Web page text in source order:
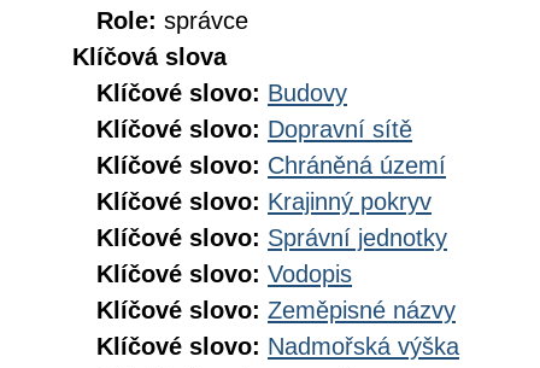
Role: správce
Klíčová slova
Klíčové slovo: Budovy
Klíčové slovo: Dopravní sítě
Klíčové slovo: Chráněná území
Klíčové slovo: Krajinný pokryv
Klíčové slovo: Správní jednotky
Klíčové slovo: Vodopis
Klíčové slovo: Zeměpisné názvy
Klíčové slovo: Nadmořská výška